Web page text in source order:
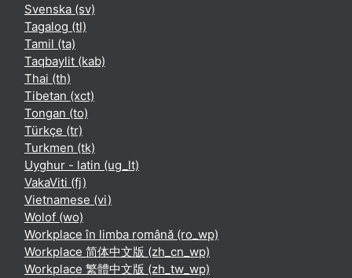
Svenska ‎(sv)‎
Tagalog ‎(tl)‎
Tamil ‎(ta)‎
Taqbaylit ‎(kab)‎
Thai ‎(th)‎
Tibetan ‎(xct)‎
Tongan ‎(to)‎
Türkçe ‎(tr)‎
Turkmen ‎(tk)‎
Uyghur - latin ‎(ug_lt)‎
VakaViti ‎(fj)‎
Vietnamese ‎(vi)‎
Wolof ‎(wo)‎
Workplace în limba română ‎(ro_wp)‎
Workplace 简体中文版 ‎(zh_cn_wp)‎
Workplace 繁體中文版 ‎(zh_tw_wp)‎